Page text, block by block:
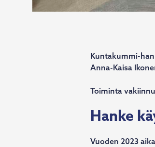
Kuntakummi-
Anna-Kaisa
Toiminta
Hanke
Vuoden 2023